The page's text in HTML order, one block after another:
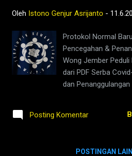
Oleh Istono Genjur Asrijanto - 11.6.20
Protokol Normal
Pencegahan &
Wong Jember Peduli
dari PDF Serba
dan Penanggulangan
ayo
Posting Komentar
POSTINGAN